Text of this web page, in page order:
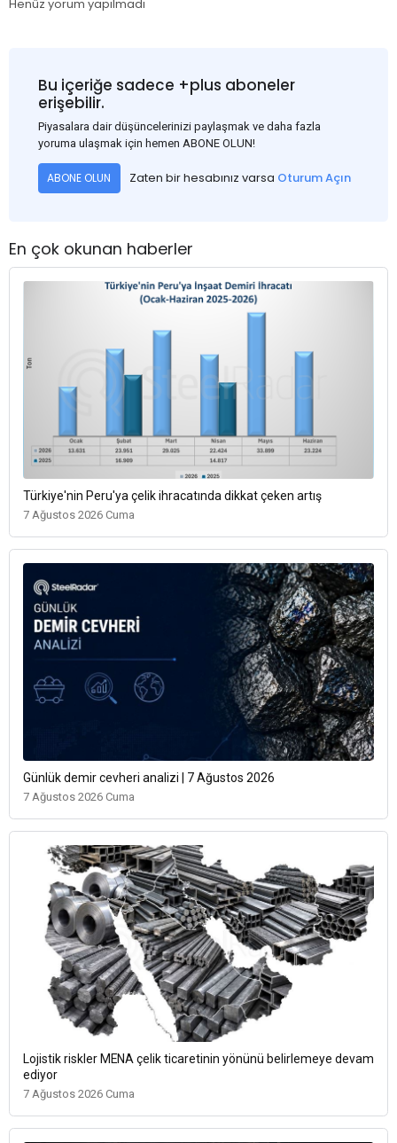
Henüz yorum yapılmadı
Bu içeriğe sadece +plus aboneler
erişebilir.
Piyasalara dair düşüncelerinizi paylaşmak ve daha fazla
yoruma ulaşmak için hemen ABONE OLUN!
ABONE OLUN Zaten bir hesabınız varsa Oturum Açın
En çok okunan haberler
Türkiye'nin Peru'ya çelik ihracatında dikkat çeken artış
7 Ağustos 2026 Cuma
Günlük demir cevheri analizi | 7 Ağustos 2026
7 Ağustos 2026 Cuma
Lojistik riskler MENA çelik ticaretinin yönünü belirlemeye devam
ediyor
7 Ağustos 2026 Cuma